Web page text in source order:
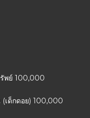
พย์ 100,000
(เด็กดอย) 100,000